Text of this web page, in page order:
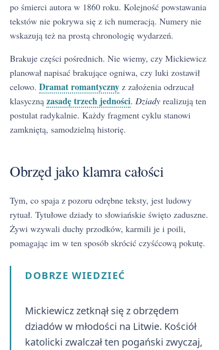
po śmierci autora w 1860 roku. Kolejność powstawania
tekstów nie pokrywa się z ich numeracją. Numery nie
wskazują też na prostą chronologię wydarzeń.
Brakuje części pośrednich. Nie wiemy, czy Mickiewicz
planował napisać brakujące ogniwa, czy luki zostawił
celowo. Dramat romantyczny z założenia odrzucał
klasyczną zasadę trzech jedności. Dziady realizują ten
postulat radykalnie. Każdy fragment cyklu stanowi
zamkniętą, samodzielną historię.
Obrzęd jako klamra całości
Tym, co spaja z pozoru odrębne teksty, jest ludowy
rytuał. Tytułowe dziady to słowiańskie święto zaduszne.
Żywi wzywali duchy przodków, karmili je i poili,
pomagając im w ten sposób skrócić czyśćcową pokutę.
DOBRZE WIEDZIEĆ
Mickiewicz zetknął się z obrzędem
dziadów w młodości na Litwie. Kościół
katolicki zwalczał ten pogański zwyczaj,